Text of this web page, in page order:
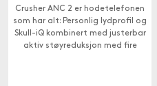
Crusher ANC 2 er hodetelefonen
som har alt: Personlig lydprofil og
Skull-iQ kombinert med justerbar
aktiv støyreduksjon med fire